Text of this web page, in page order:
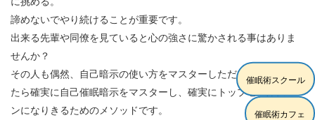
諦めないでやり続けることが重要です。
出来る先輩や同僚を見ていると心の強さに驚かされる事はありま
せんか？
その人も偶然、自己暗示の使い方をマスターしただけなのだとし
たら確実に自己催眠暗示をマスターし、確実にトップセールスマ
ンになりきるためのメソッドです。
催眠術スクール
催眠術カフェ